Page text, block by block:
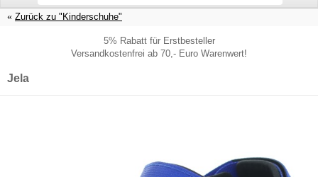
Zurück zu "Kinderschuhe"
5% Rabatt für Erstbesteller
Versandkostenfrei ab 70,- Euro Warenwert!
Jela